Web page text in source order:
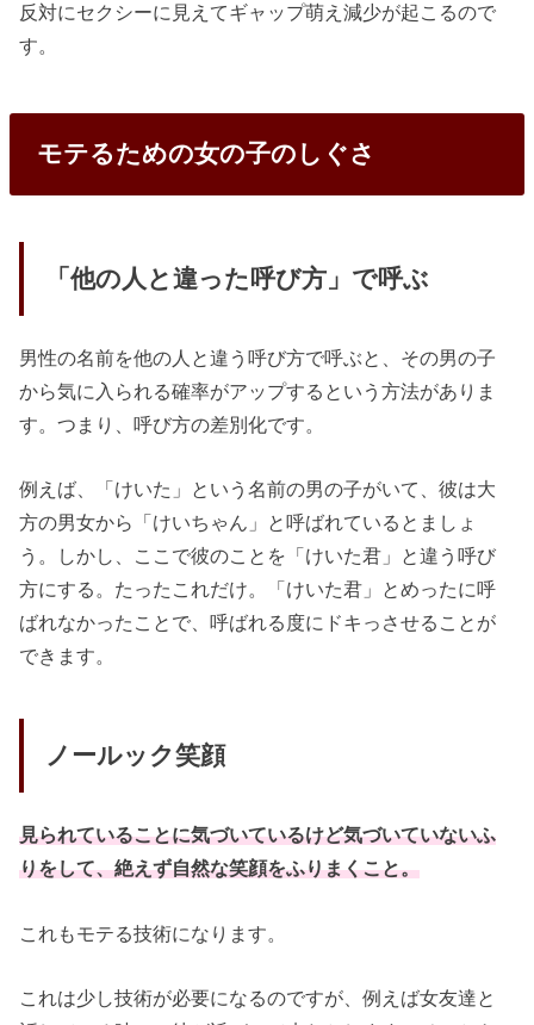
反対にセクシーに見えてギャップ萌え減少が起こるので
す。
モテるための女の子のしぐさ
「他の人と違った呼び方」で呼ぶ
男性の名前を他の人と違う呼び方で呼ぶと、その男の子
から気に入られる確率がアップするという方法がありま
す。つまり、呼び方の差別化です。
例えば、「けいた」という名前の男の子がいて、彼は大
方の男女から「けいちゃん」と呼ばれているとましょ
う。しかし、ここで彼のことを「けいた君」と違う呼び
方にする。たったこれだけ。「けいた君」とめったに呼
ばれなかったことで、呼ばれる度にドキっさせることが
できます。
ノールック笑顔
見られていることに気づいているけど気づいていないふ
りをして、絶えず自然な笑顔をふりまくこと。
これもモテる技術になります。
これは少し技術が必要になるのですが、例えば女友達と